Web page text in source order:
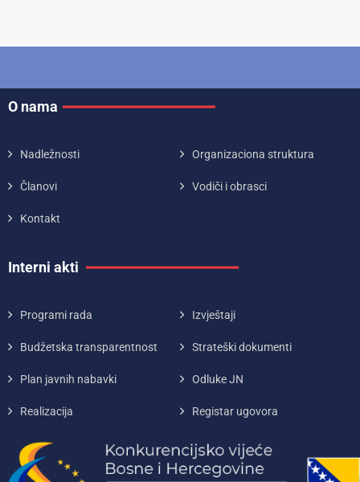
O nama
Nadležnosti Organizaciona struktura
Članovi Vodiči i obrasci
Kontakt
Interni akti
Programi rada Izvještaji
Budžetska transparentnost Strateški dokumenti
Plan javnih nabavki Odluke JN
Realizacija Registar ugovora